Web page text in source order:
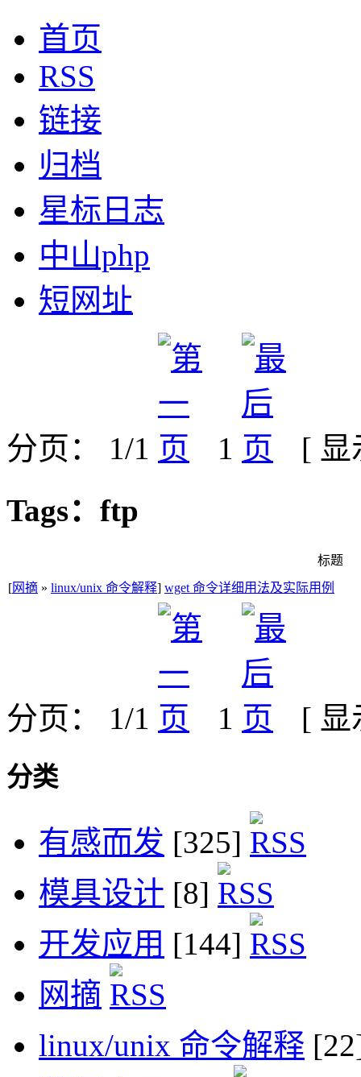
首页
RSS
链接
归档
星标日志
中山php
短网址
分页： 1/1 1
[
Tags：ftp
标题
[网摘 » linux/unix 命令解释] wget 命令详细用法及实际用例
分页： 1/1 1 [
分类
有感而发 [325]
模具设计 [8]
开发应用 [144]
网摘
linux/unix 命令解释